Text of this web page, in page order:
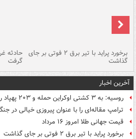
برخورد پراید با تیر برق ۲ فوتی بر جای
گذاشت گرفت
آخرین اخبار
روسیه: به ۳ کشتی اوکراین حمله و ۲۰۳ پهپاد را سرنگون کردیم
ترامپ مقاله‌ای را با عنوان پیروزی خیالی در
قیمت جهانی طلا امروز ۱۶ مرداد
برخورد پراید با تیر برق ۲ فوتی بر جای گذاشت